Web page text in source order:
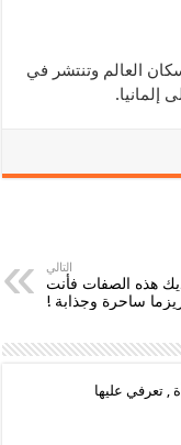
ونسبة متحدثيها 2.77% من سكان العالم وتنتشر في
إلمانيا.
التالي
هذه الصفات فأنت
ساحرة وجذابة !
, تعرفي عليها